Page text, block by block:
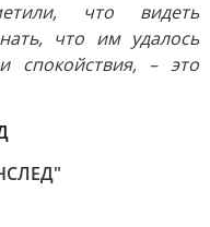
что видеть
что им удалось
спокойствия, – это